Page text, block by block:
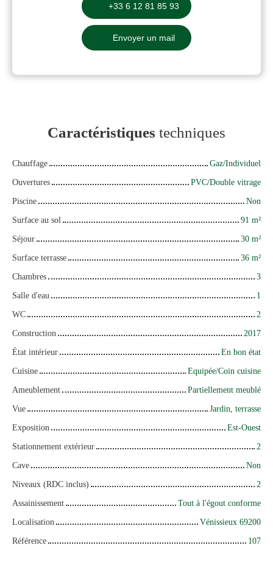
+33 6 12 81 85 93
Envoyer un mail
Caractéristiques techniques
Chauffage
Gaz/Individuel
Ouvertures
PVC/Double vitrage
Piscine
Non
Surface au sol
91 m²
Séjour
30 m²
Surface terrasse
36 m²
Chambres
3
Salle d'eau
1
WC
2
Construction
2017
État intérieur
En bon état
Cuisine
Equipée/Coin cuisine
Ameublement
Partiellement meublé
Vue
Jardin, terrasse
Exposition
Est-Ouest
Stationnement extérieur
2
Cave
Non
Niveaux (RDC inclus)
2
Assainissement
Tout à l'égout conforme
Localisation
Vénissieux 69200
Référence
107